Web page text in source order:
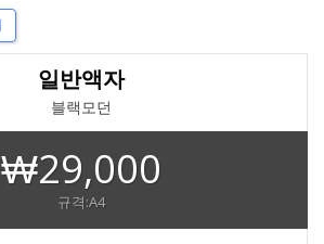
일반액자
블랙모던
₩29,000
규격:A4